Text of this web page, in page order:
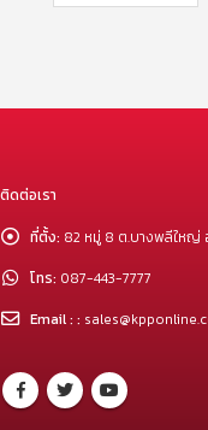
ติดต่อเรา
ที่ตั้ง: 82 หมู่ 8 ต.บางพลีใหญ่
โทร: 087-443-7777
Email : :